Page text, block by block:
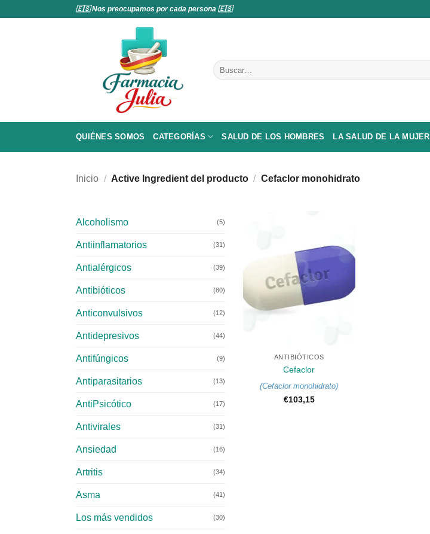
🇪🇸 Nos preocupamos por cada persona 🇪🇸
Buscar
por:
QUIÉNES SOMOS CATEGORÍAS SALUD DE LOS HOMBRES LA SALUD DE LA MUJER
Inicio / Active Ingredient del producto / Cefaclor monohidrato
Alcoholismo (5)
Antiinflamatorios (31)
Antialérgicos (39)
Antibióticos (80)
Anticonvulsivos (12)
Antidepresivos (44)
Antifúngicos (9)
Antiparasitarios (13)
AntiPsicótico (17)
Antivirales (31)
Ansiedad (16)
Artritis (34)
Asma (41)
Los más vendidos (30)
ANTIBIÓTICOS
Cefaclor
(Cefaclor monohidrato)
€103,15